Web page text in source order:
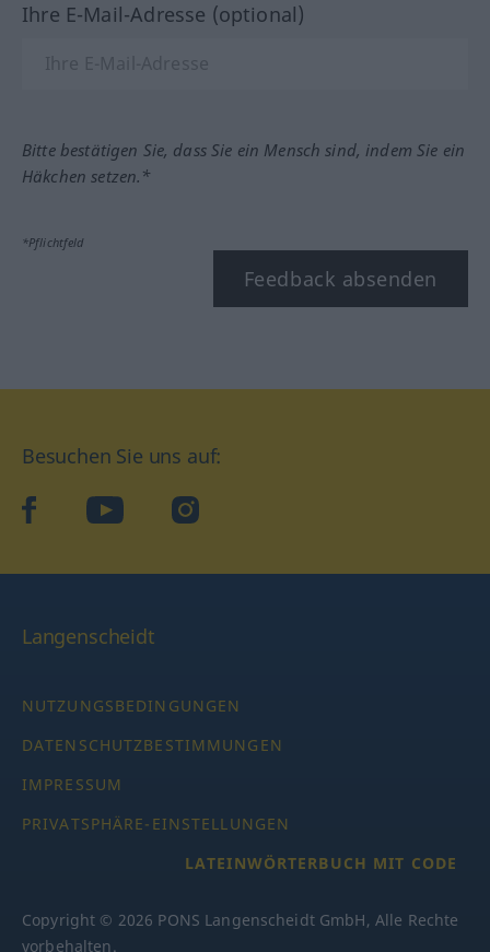
Ihre E-Mail-Adresse (optional)
Bitte bestätigen Sie, dass Sie ein Mensch sind, indem Sie ein
Häkchen setzen.*
*Pflichtfeld
Feedback absenden
Besuchen Sie uns auf:
facebookYouTube Instagram
Langenscheidt
NUTZUNGSBEDINGUNGEN
DATENSCHUTZBESTIMMUNGEN
IMPRESSUM
PRIVATSPHÄRE-EINSTELLUNGEN
LATEINWÖRTERBUCH MIT CODE
Copyright © 2026 PONS Langenscheidt GmbH, Alle Rechte
vorbehalten.